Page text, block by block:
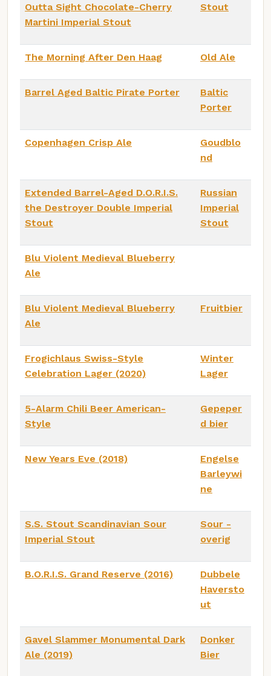
Outta Sight Chocolate-Cherry
Martini Imperial Stout
Stout
The Morning After Den Haag Old Ale
Barrel Aged Baltic Pirate Porter
Baltic
Porter
Copenhagen Crisp Ale
Goudblo
nd
Extended Barrel-Aged D.O.R.I.S.
the Destroyer Double Imperial
Stout
Russian
Imperial
Stout
Blu Violent Medieval Blueberry
Ale
Blu Violent Medieval Blueberry
Ale
Fruitbier
Frogichlaus Swiss-Style
Celebration Lager (2020)
Winter
Lager
5-Alarm Chili Beer American-
Style
Gepeper
d bier
New Years Eve (2018)
Engelse
Barleywi
ne
S.S. Stout Scandinavian Sour
Imperial Stout
Sour -
overig
B.O.R.I.S. Grand Reserve (2016)
Dubbele
Haversto
ut
Gavel Slammer Monumental Dark
Ale (2019)
Donker
Bier